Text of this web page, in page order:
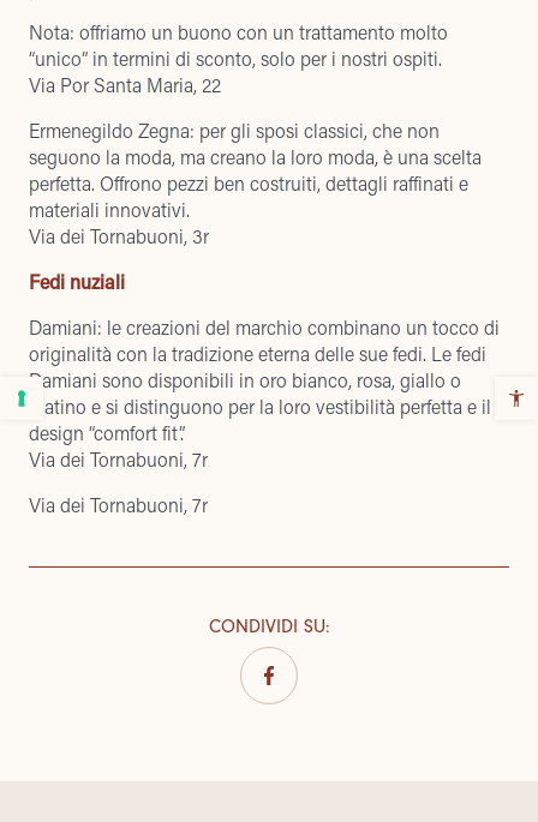
Nota: offriamo un buono con un trattamento molto
“unico” in termini di sconto, solo per i nostri ospiti.
Via Por Santa Maria, 22
Ermenegildo Zegna: per gli sposi classici, che non
seguono la moda, ma creano la loro moda, è una scelta
perfetta. Offrono pezzi ben costruiti, dettagli raffinati e
materiali innovativi.
Via dei Tornabuoni, 3r
Fedi nuziali
Damiani: le creazioni del marchio combinano un tocco di
originalità con la tradizione eterna delle sue fedi. Le fedi
Damiani sono disponibili in oro bianco, rosa, giallo o
platino e si distinguono per la loro vestibilità perfetta e il
design “comfort fit”.
Via dei Tornabuoni, 7r
Via dei Tornabuoni, 7r
CONDIVIDI SU: